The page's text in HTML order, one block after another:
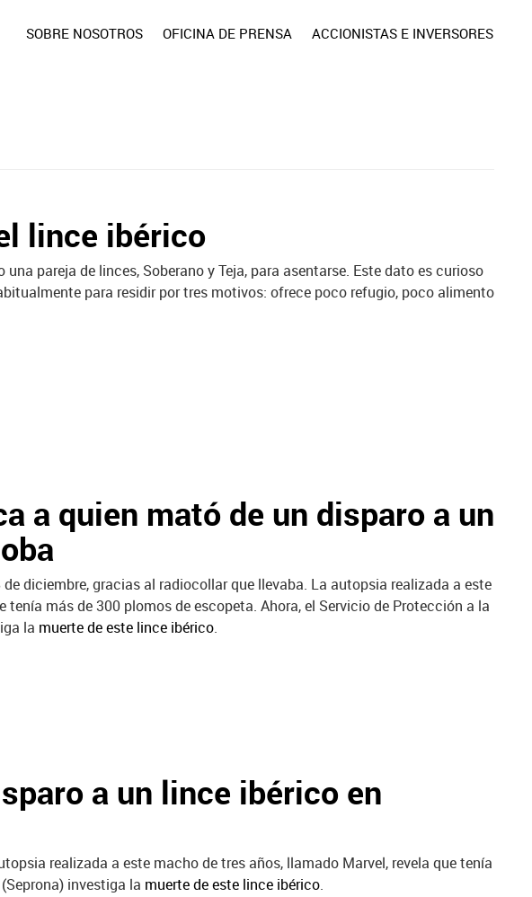
SOBRE NOSOTROS OFICINA DE PRENSA ACCIONISTAS E INVERSORES
lince ibérico
una pareja de linces, Soberano y Teja, para asentarse. Este dato es curioso
para residir por tres motivos: ofrece poco refugio, poco alimento
a quien mató de un disparo a un
diciembre, gracias al radiocollar que llevaba. La autopsia realizada a este
tenía más de 300 plomos de escopeta. Ahora, el Servicio de Protección a la
la muerte de este lince ibérico.
a un lince ibérico en
realizada a este macho de tres años, llamado Marvel, revela que tenía
investiga la muerte de este lince ibérico.